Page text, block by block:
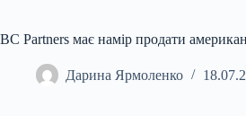
BC Partners має намір продати
Дарина Ярмоленко